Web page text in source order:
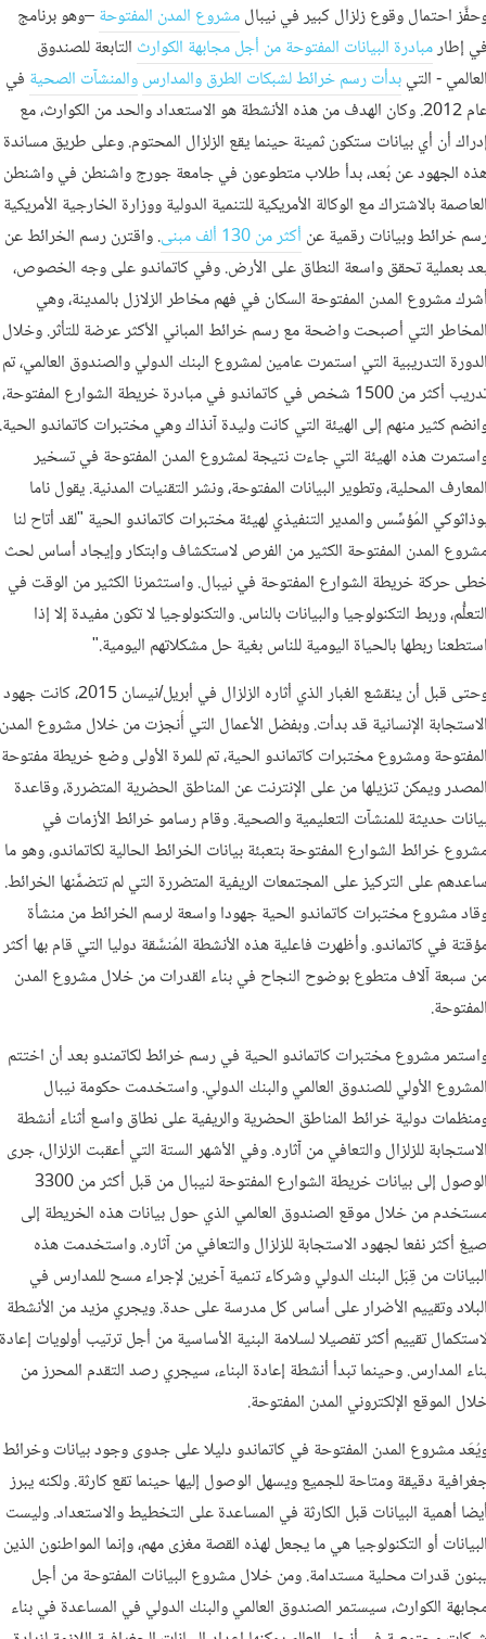
احتمال وقوع زلزال كبير في نيبالمشروع المدن المفتوحة–وهو برنامج
إطارمبادرة البيانات المفتوحة من أجل مجابهة الكوارث التابعة للصندوق
- التيبدأت رسم خرائط لشبكات الطرق والمدارسوالمنشآت الصحية في
عام 2012. وكان الهدف من هذه الأنشطة هو الاستعداد والحد من الكوارث، مع
أن أي بيانات ستكون ثمينة حينما يقع الزلزال المحتوم. وعلى طريق مساندة
الجهود عن بُعد، بدأ طلاب متطوعون في جامعة جورج واشنطن في واشنطن
بالاشتراك مع الوكالة الأمريكية للتنمية الدولية ووزارة الخارجية الأمريكية
خرائط وبيانات رقمية عن أكثر من 130 ألف مبنى
. واقترن رسم الخرائط عن
بعملية تحقق واسعة النطاق على الأرض. وفي كاتماندو على وجه الخصوص،
مشروع المدن المفتوحة السكان في فهم مخاطر الزلازل بالمدينة، وهي
التي أصبحت واضحة مع رسم خرائط المباني الأكثر عرضة للتأثر. وخلال
التدريبية التي استمرت عامين لمشروع البنك الدولي والصندوق العالمي، تم
تدريب أكثر من 1500 شخص في كاتماندو في مبادرة خريطة الشوارع المفتوحة،
كثير منهم إلى الهيئة التي كانت وليدة آنذاك وهي مختبرات كاتماندو
هذه الهيئة التي جاءت نتيجة لمشروع المدن المفتوحة في تسخير
المحلية، وتطوير البيانات المفتوحة، ونشر التقنيات المدنية. يقول ناما
المُؤسِّس والمدير التنفيذي لهيئة مختبرات كاتماندو الحية "لقد أتاح لنا
المدن المفتوحة الكثير من الفرص لاستكشاف وابتكار وإيجاد أساس لحث
حركة خريطة الشوارع المفتوحة في نيبال. واستثمرنا الكثير من الوقت في
وربط التكنولوجيا والبيانات بالناس. والتكنولوجيا لا تكون مفيدة إلا إذا
ربطها بالحياة اليومية للناس بغية حل مشكلاتهم اليومية."
وحتى قبل أن ينقشع الغبار الذي أثاره الزلزال في أبريل/نيسان 2015، كانت جهود
الإنسانية قد بدأت. وبفضل الأعمال التي أُنجزت من خلال مشروع المدن
ومشروع مختبرات كاتماندو الحية، تم للمرة الأولى وضع خريطة مفتوحة
ويمكن تنزيلها من على الإنترنت عن المناطق الحضرية المتضررة، وقاعدة
حديثة للمنشآت التعليمية والصحية. وقام رسامو خرائط الأزمات في
خرائط الشوارع المفتوحة بتعبئة بيانات الخرائط الحالية لكاتماندو، وهو ما
على التركيز على المجتمعات الريفية المتضررة التي لم تتضمَّنها الخرائط.
مشروع مختبرات كاتماندو الحية جهودا واسعة لرسم الخرائط من منشأة
في كاتماندو. وأظهرت فاعلية هذه الأنشطة المُنسَّقة دوليا التي قام بها أكثر
سبعة آلاف متطوع بوضوح النجاح في بناء القدرات من خلال مشروع المدن
مشروع مختبرات كاتماندو الحية في رسم خرائط لكاتمندو بعد أن اختتم
الأولي للصندوق العالمي والبنك الدولي. واستخدمت حكومة نيبال
دولية خرائط المناطق الحضرية والريفية على نطاق واسع أثناء أنشطة
للزلزال والتعافي من آثاره. وفي الأشهر الستة التي أعقبت الزلزال، جرى
الوصول إلى بيانات خريطة الشوارع المفتوحة لنيبال من قبل أكثر من 3300
من خلال موقع الصندوق العالمي الذي حول بيانات هذه الخريطة إلى
أكثر نفعا لجهود الاستجابة للزلزال والتعافي من آثاره. واستخدمت هذه
من قِبَل البنك الدولي وشركاء تنمية آخرين لإجراء مسح للمدارس في
وتقييم الأضرار على أساس كل مدرسة على حدة. ويجري مزيد من الأنشطة
تقييم أكثر تفصيلا لسلامة البنية الأساسية من أجل ترتيب أولويات
المدارس. وحينما تبدأ أنشطة إعادة البناء، سيجري رصد التقدم المحرز من
الموقع الإلكتروني المدن المفتوحة.
مشروع المدن المفتوحة في كاتماندو دليلا على جدوى وجود بيانات وخرائط
دقيقة ومتاحة للجميع ويسهل الوصول إليها حينما تقع كارثة. ولكنه يبرز
أهمية البيانات قبل الكارثة في المساعدة على التخطيط والاستعداد. وليست
أو التكنولوجيا هي ما يجعل لهذه القصة مغزى مهم، وإنما المواطنون الذين
قدرات محلية مستدامة. ومن خلال مشروع البيانات المفتوحة من أجل
الكوارث، سيستمر الصندوق العالمي والبنك الدولي في المساعدة في بناء